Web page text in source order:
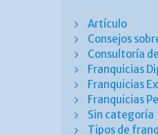
Artículo
Consejos
Consultoría
Franquicias
Franquicias
Franquicias
Sin categoría
Tipos de